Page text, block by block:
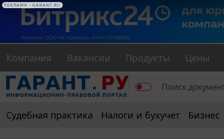
Компания Вакансии Продукты Цены
Судебная практика Налоги и бухучет Бизнес
РЕКЛАМА • GARANT.RU